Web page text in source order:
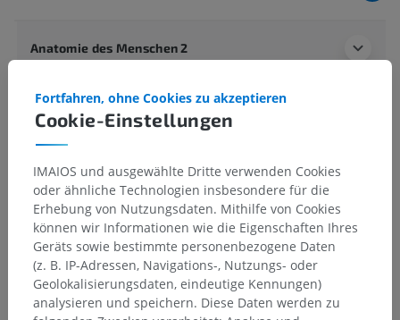
Anatomie des Menschen 2
Anatomie des Menschen 1
Allgemeine Grundbegriffe>
Endost; Innere Knochenhaut
Darunterliegende Strukturen:Für dieses anatomische
Teil gibt es keine zugehörigen Strukturen
Cookie-Einstellungen
Fortfahren, ohne Cookies zu akzeptieren
IMAIOS und ausgewählte Dritte verwenden Cookies
oder ähnliche Technologien insbesondere für die
Erhebung von Nutzungsdaten. Mithilfe von Cookies
können wir Informationen wie die Eigenschaften Ihres
Geräts sowie bestimmte personenbezogene Daten
(z. B. IP-Adressen, Navigations-, Nutzungs- oder
Geolokalisierungsdaten, eindeutige Kennungen)
analysieren und speichern. Diese Daten werden zu